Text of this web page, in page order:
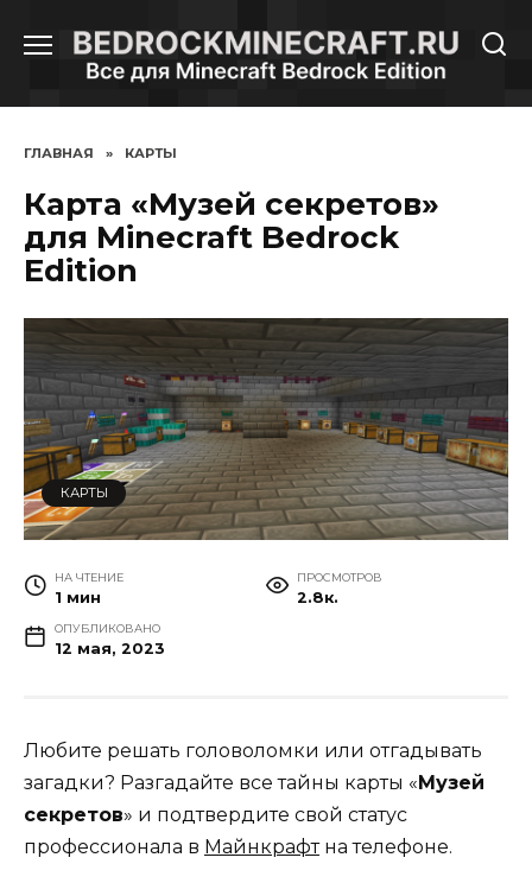
содержанию
ГЛАВНАЯ » КАРТЫ
Карта «Музей секретов»
для Minecraft Bedrock
Edition
КАРТЫ
НА ЧТЕНИЕ
1 мин
ПРОСМОТРОВ
2.8к.
ОПУБЛИКОВАНО
12 мая, 2023
Любите решать головоломки или отгадывать
загадки? Разгадайте все тайны карты «Музей
секретов» и подтвердите свой статус
профессионала в Майнкрафтна телефоне.